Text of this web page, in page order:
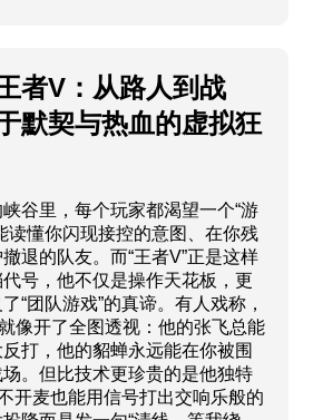
者V：从路人到战
默契与热血的虚拟狂
谷里，每个玩家都渴望一个“游
懂你闪现接控的意图、在你残
退的队友。而“王者V”正是这样
号，他不仅是操作天花板，更
“团队游戏”的真谛。有人戏称，
像开了全图透视：他的张飞总能
打，他的貂蝉永远能在你被围
。但比技术更珍贵的是他独特
开麦也能用信号打出交响乐般的